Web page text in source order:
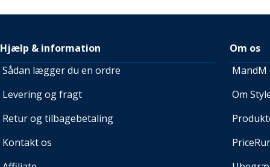
Hjælp & information
Sådan lægger du en ordre
Levering og fragt
Retur og tilbagebetaling
Kontakt os
Om os
MandM
Om